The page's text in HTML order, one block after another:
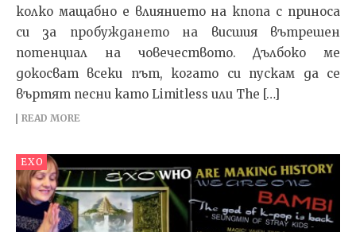
колко мащабно е влиянието на кпопа с приноса
си за пробуждането на висшия вътрешен
потенциал на човечеството. Дълбоко ме
докосват всеки път, когато си пускам да се
въртят песни като Limitless или The […]
READ MORE
EXO